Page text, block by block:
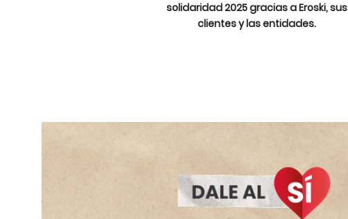
solidaridad 2025 gracias a Eroski, sus
clientes y las entidades.